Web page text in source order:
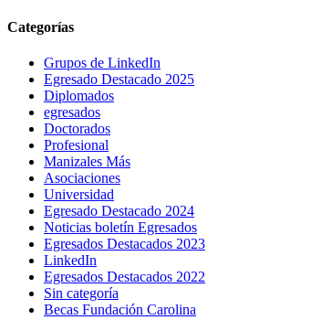
Categorías
Grupos de LinkedIn
Egresado Destacado 2025
Diplomados
egresados
Doctorados
Profesional
Manizales Más
Asociaciones
Universidad
Egresado Destacado 2024
Noticias boletín Egresados
Egresados Destacados 2023
LinkedIn
Egresados Destacados 2022
Sin categoría
Becas Fundación Carolina